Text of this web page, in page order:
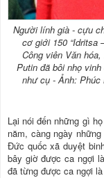
Người lính già - cựu
cơ giới 150 “Idritsa
Công viên Văn
Putin đã bôi nhọ
như cụ - Ảnh: Phúc
Lại nói đến những gì
năm, càng ngày
Đức quốc xã duyệt
bây giờ được ca ngợi
đã từng được ca ngợi là